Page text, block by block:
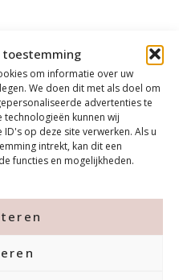
toestemming
om informatie over uw
We doen dit met als doel om
advertenties te
kunnen wij
op deze site verwerken. Als u
intrekt, kan dit een
functies en mogelijkheden.